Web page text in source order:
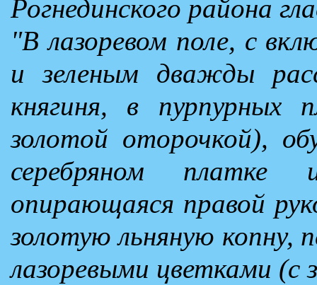
Рогнединского района
"В лазоревом поле, с
и зеленым дважды
княгиня, в
золотой оторочкой),
серебряном
опирающаяся правой
золотую льняную копну,
лазоревыми цветками (с